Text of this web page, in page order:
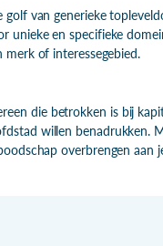
van generieke
unieke en specifieke
of interessegebied.
die betrokken is bij
willen benadrukken.
overbrengen aan